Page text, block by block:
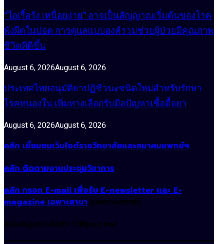
“ไอเรื้อรัง เหนื่อยง่าย” อาจเป็นสัญญาณเริ่มต้นของโรค
พังผืดในปอด การดูแลแบบองค์รวมช่วยผู้ป่วยมีคุณภาพ
ชีวิตที่ดีขึ้น
August 6, 2026August 6, 2026
ประเทศไทยอนุมัติยาปฏิชีวนะชนิดใหม่สำหรับรักษา
โรคหนองใน เพิ่มทางเลือกรับมือปัญหาเชื้อดื้อยา
August 6, 2026August 6, 2026
คลิก เยี่ยมชมเว็บไซต์ราชวิทยาลัยและสมาคมแพทย์ฯ
คลิก ติดตามงานประชุมวิชาการ
คลิก กรอก E-mail เพื่อรับ E-newsletter และ E-
magazine เฉพาะสาขา (เฉพาะแพทย์)
สนับสนุนการจัดทำ CIMjournal